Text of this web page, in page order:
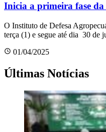
Inicia a primeira fase
O Instituto de Defesa
terça (1) e segue até dia 30 de
01/04/2025
Últimas Notícias